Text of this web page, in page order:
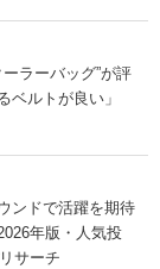
ラーバッグ”が評
ルトが良い」
ンドで活躍を期待
年版・人気投
サーチ